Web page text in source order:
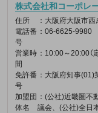
株式会社和コーポレ
住所
：大阪府大阪市
電話番
号
：06-6625-9980
営業時
間
：10:00～20:00（
免許番
号
：大阪府知事
加盟団
体名
：(公社)近畿圏不
議会、(公社)全日